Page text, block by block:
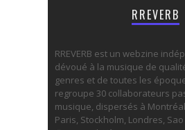
RREVERB
RREVERB est un webzine
dévoué à la musique de
genres et de toutes les
regroupe 30 collaborateurs
musique, dispersés à
Paris, Stockholm, Londres,